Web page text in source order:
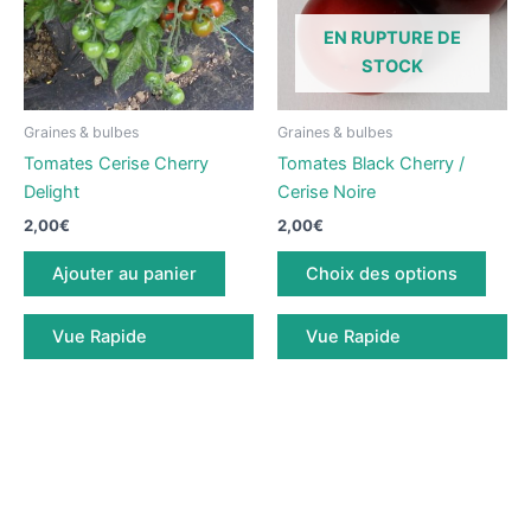
du
produit
Graines & bulbes
Tomates Cerise Cherry
Delight
2,00€
Ajouter au panier
Vue Rapide
EN RUPTURE DE
STOCK
Graines & bulbes
Tomates Black Cherry /
Cerise Noire
2,00€
Choix des options
Ce
a
Vue Rapide